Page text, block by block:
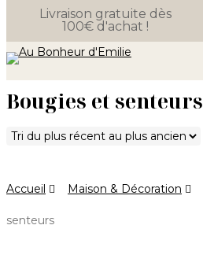
main
content
Livraison gratuite dès
100€ d'achat !
Bougies et senteurs
Accueil Maison & Décoration
senteurs